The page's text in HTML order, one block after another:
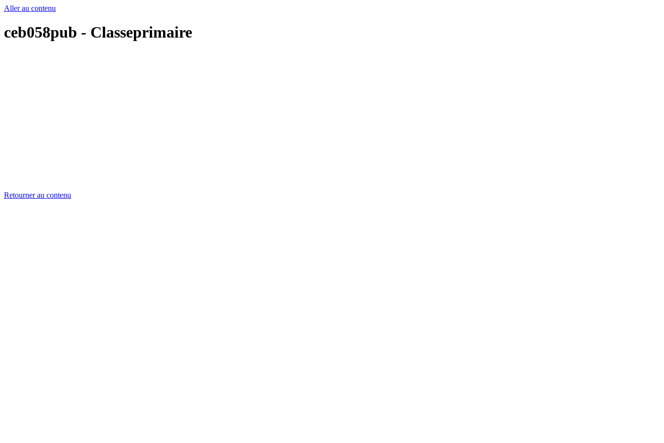
Aller au contenu
ceb058pub - Classeprimaire
Retourner au contenu